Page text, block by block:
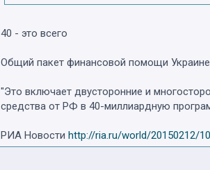
40 - это всего
Общий пакет финансовой помощи
"Это включает двусторонние и
средства от РФ в 40-миллиардную
РИА Новости http://ria.ru/world/20150212/